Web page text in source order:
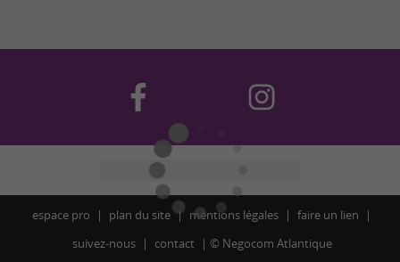
espace pro plan du site mentions légales
faire un lien
suivez-nous
contact © Negocom Atlantique